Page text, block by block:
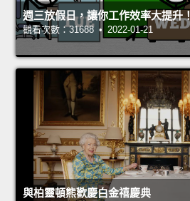
週三放假日，讓你工作效率大提升！
觀看次數：31688 • 2022-01-21
與柏靈頓熊歡慶白金禧慶典